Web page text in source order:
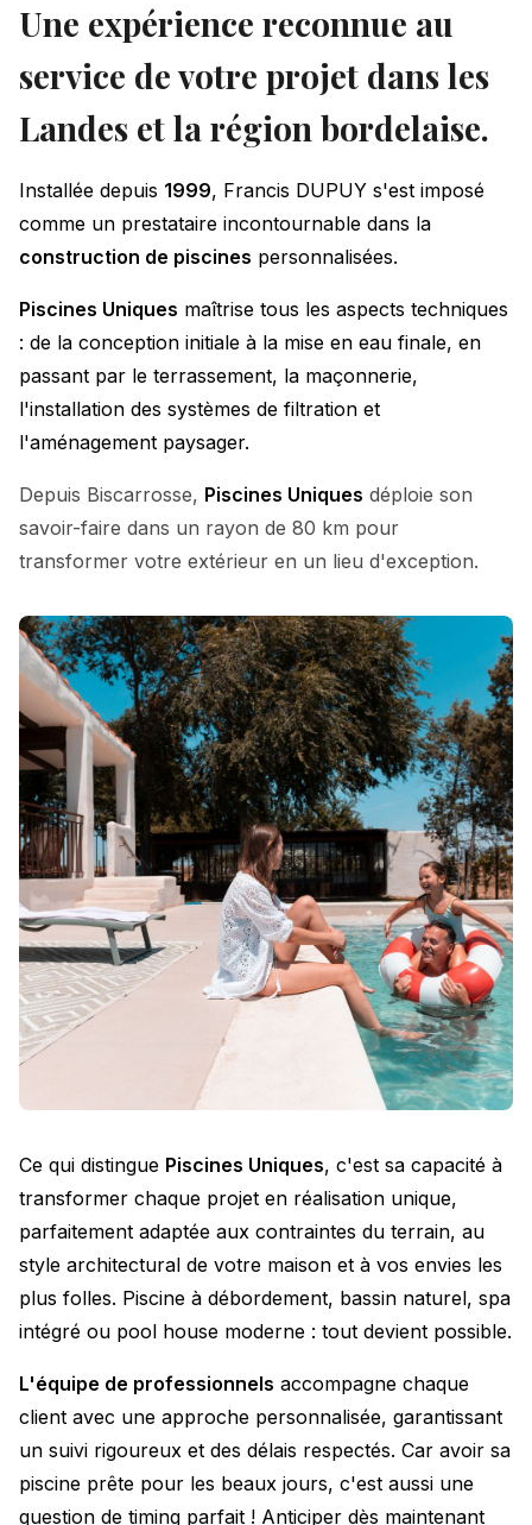
Une expérience reconnue au
service de votre projet dans les
Landes et la région bordelaise.
Installée depuis 1999, Francis DUPUY s'est imposé
comme un prestataire incontournable dans la
construction de piscines personnalisées.
Piscines Uniques maîtrise tous les aspects techniques
: de la conception initiale à la mise en eau finale, en
passant par le terrassement, la maçonnerie,
l'installation des systèmes de filtration et
l'aménagement paysager.
Depuis Biscarrosse, Piscines Uniques déploie son
savoir-faire dans un rayon de 80 km pour
transformer votre extérieur en un lieu d'exception.
Ce qui distingue Piscines Uniques, c'est sa capacité à
transformer chaque projet en réalisation unique,
parfaitement adaptée aux contraintes du terrain, au
style architectural de votre maison et à vos envies les
plus folles. Piscine à débordement, bassin naturel, spa
intégré ou pool house moderne : tout devient possible.
L'équipe de professionnels accompagne chaque
client avec une approche personnalisée, garantissant
un suivi rigoureux et des délais respectés. Car avoir sa
piscine prête pour les beaux jours, c'est aussi une
question de timing parfait ! Anticiper dès maintenant